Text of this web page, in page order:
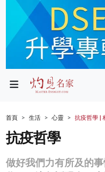
政局
財經
生活
首頁 生活 心靈 抗疫哲學 |
抗疫哲學
做好我們力有所及的